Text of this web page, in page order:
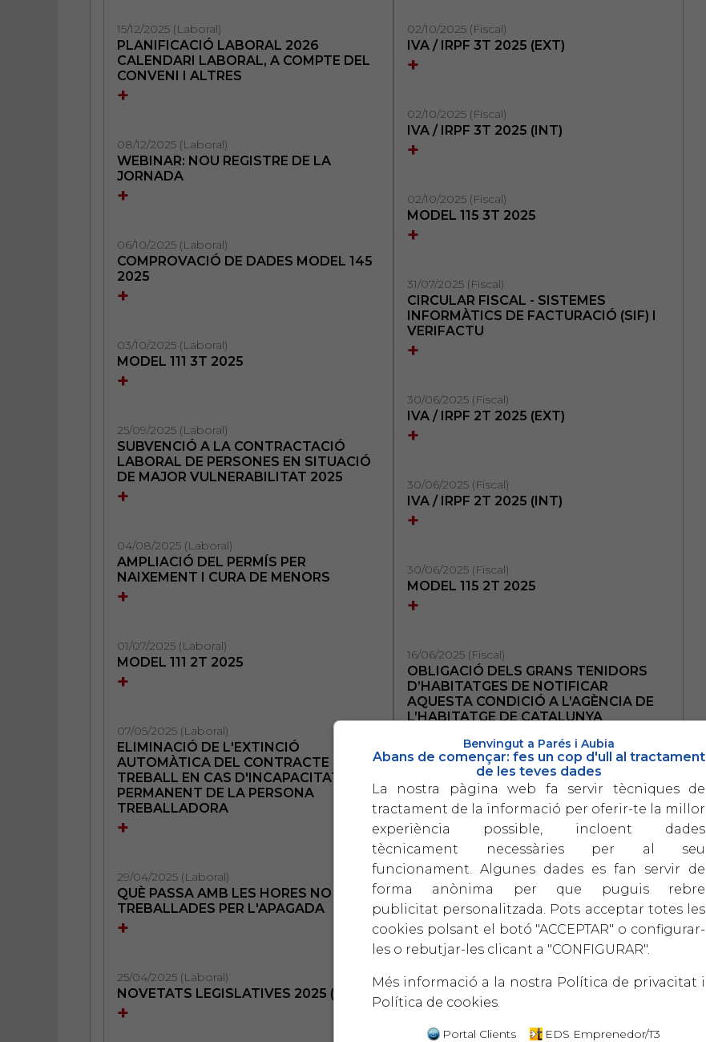
15/12/2025 (Laboral)
PLANIFICACIÓ LABORAL 2026
CALENDARI LABORAL, A COMPTE DEL
CONVENI I ALTRES
+
08/12/2025 (Laboral)
WEBINAR: NOU REGISTRE DE LA
JORNADA
+
06/10/2025 (Laboral)
COMPROVACIÓ DE DADES MODEL 145
2025
+
03/10/2025 (Laboral)
MODEL 111 3T 2025
+
25/09/2025 (Laboral)
SUBVENCIÓ A LA CONTRACTACIÓ
LABORAL DE PERSONES EN SITUACIÓ
DE MAJOR VULNERABILITAT 2025
+
04/08/2025 (Laboral)
AMPLIACIÓ DEL PERMÍS PER
NAIXEMENT I CURA DE MENORS
+
01/07/2025 (Laboral)
MODEL 111 2T 2025
+
07/05/2025 (Laboral)
ELIMINACIÓ DE L'EXTINCIÓ
AUTOMÀTICA DEL CONTRACTE DE
TREBALL EN CAS D'INCAPACITAT
PERMANENT DE LA PERSONA
TREBALLADORA
+
29/04/2025 (Laboral)
QUÈ PASSA AMB LES HORES NO
TREBALLADES PER L'APAGADA
+
25/04/2025 (Laboral)
NOVETATS LEGISLATIVES 2025 (3)
+
02/10/2025 (Fiscal)
IVA / IRPF 3T 2025 (EXT)
+
02/10/2025 (Fiscal)
IVA / IRPF 3T 2025 (INT)
+
02/10/2025 (Fiscal)
MODEL 115 3T 2025
+
31/07/2025 (Fiscal)
CIRCULAR FISCAL - SISTEMES
INFORMÀTICS DE FACTURACIÓ (SIF) I
VERIFACTU
+
30/06/2025 (Fiscal)
IVA / IRPF 2T 2025 (EXT)
+
30/06/2025 (Fiscal)
IVA / IRPF 2T 2025 (INT)
+
30/06/2025 (Fiscal)
MODEL 115 2T 2025
+
16/06/2025 (Fiscal)
OBLIGACIÓ DELS GRANS TENIDORS
D’HABITATGES DE NOTIFICAR
AQUESTA CONDICIÓ A L’AGÈNCIA DE
L’HABITATGE DE CATALUNYA
02/06/2025 (Fiscal)
NOVES OBLIGACIONS PER ALS
ARRENDADORS D’ALLOTJAMENTS DE
CURTA DURADA
+
07/04/2025 (Fiscal)
CAMPANYA RENDA 2024
+
02/04/2025 (Fiscal)
IVA / IRPF 1T 2025 (EXT)
Benvingut a Parés i Aubia
Abans de començar: fes un cop d'ull al tractament
de les teves dades
La nostra pàgina web fa servir tècniques de
tractament de la informació per oferir-te la millor
experiència possible, incloent dades
tècnicament necessàries per al seu
funcionament. Algunes dades es fan servir de
forma anònima per que puguis rebre
publicitat personalitzada. Pots acceptar totes les
cookies polsant el botó "ACCEPTAR" o configurar-
les o rebutjar-les clicant a "CONFIGURAR".
Més informació a la nostra Política de privacitat i
Política de cookies.
Portal Clients EDS Emprenedor/T3